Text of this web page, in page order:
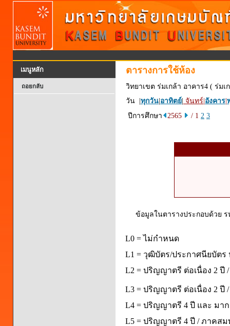
เมนูหลัก
ถอยกลับ
ตารางการใช้ห้อง
วิทยาเขต ร่มเกล้า อาคาร4 ( ร่มเ
วัน | ทุกวัน อาทิตย์ จันทร์ อังคาร
ปีการศึกษา
2565 / 1 2 3
ข้อมูลในตารางประกอบด้วย
L0 = ไม่กำหนด
L1 = วุฒิบัตร/ประกาศนียบัตร
L2 = ปริญญาตรี ต่อเนื่อง 2 ปี
L3 = ปริญญาตรี ต่อเนื่อง 2 ปี
L4 = ปริญญาตรี 4 ปี และ มา
L5 = ปริญญาตรี 4 ปี / ภาคส